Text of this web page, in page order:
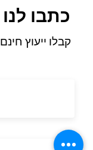
כתבו לנו
קבלו ייעוץ חינם